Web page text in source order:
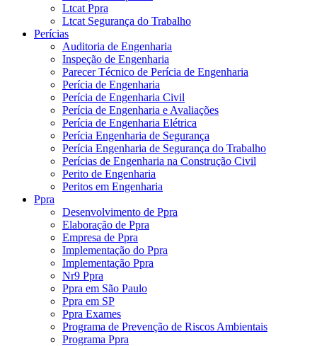
Ltcat Ppra
Ltcat Segurança do Trabalho
Perícias
Auditoria de Engenharia
Inspeção de Engenharia
Parecer Técnico de Perícia de Engenharia
Perícia de Engenharia
Perícia de Engenharia Civil
Perícia de Engenharia e Avaliações
Perícia de Engenharia Elétrica
Perícia Engenharia de Segurança
Perícia Engenharia de Segurança do Trabalho
Perícias de Engenharia na Construção Civil
Perito de Engenharia
Peritos em Engenharia
Ppra
Desenvolvimento de Ppra
Elaboração de Ppra
Empresa de Ppra
Implementação do Ppra
Implementação Ppra
Nr9 Ppra
Ppra em São Paulo
Ppra em SP
Ppra Exames
Programa de Prevenção de Riscos Ambientais
Programa Ppra